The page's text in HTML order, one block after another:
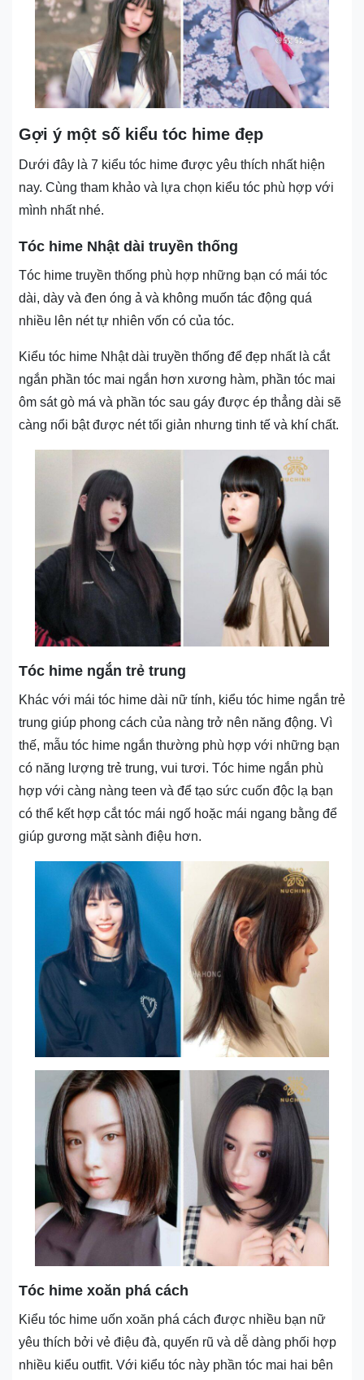
Gợi ý một số kiểu tóc hime đẹp
Dưới đây là 7 kiểu tóc hime được yêu thích nhất hiện
nay. Cùng tham khảo và lựa chọn kiểu tóc phù hợp với
mình nhất nhé.
Tóc hime Nhật dài truyền thống
Tóc hime truyền thống phù hợp những bạn có mái tóc
dài, dày và đen óng ả và không muốn tác động quá
nhiều lên nét tự nhiên vốn có của tóc.
Kiểu tóc hime Nhật dài truyền thống để đẹp nhất là cắt
ngắn phần tóc mai ngắn hơn xương hàm, phần tóc mai
ôm sát gò má và phần tóc sau gáy được ép thẳng dài sẽ
càng nổi bật được nét tối giản nhưng tinh tế và khí chất.
Tóc hime ngắn trẻ trung
Khác với mái tóc hime dài nữ tính, kiểu tóc hime ngắn trẻ
trung giúp phong cách của nàng trở nên năng động. Vì
thế, mẫu tóc hime ngắn thường phù hợp với những bạn
có năng lượng trẻ trung, vui tươi. Tóc hime ngắn phù
hợp với càng nàng teen và để tạo sức cuốn độc lạ bạn
có thể kết hợp cắt tóc mái ngố hoặc mái ngang bằng để
giúp gương mặt sành điệu hơn.
Tóc hime xoăn phá cách
Kiểu tóc hime uốn xoăn phá cách được nhiều bạn nữ
yêu thích bởi vẻ điệu đà, quyến rũ và dễ dàng phối hợp
nhiều kiểu outfit. Với kiểu tóc này phần tóc mai hai bên